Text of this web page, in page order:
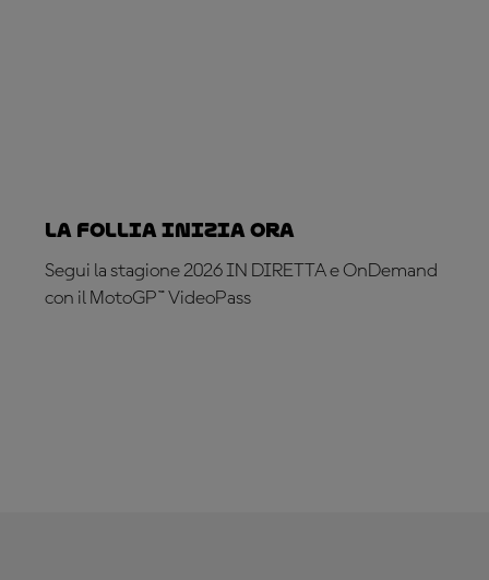
La follia inizia ora
Segui la stagione 2026 IN DIRETTA e OnDemand
con il MotoGP™ VideoPass